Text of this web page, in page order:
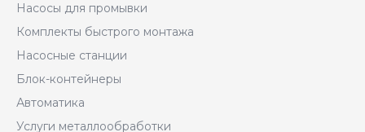
Насосы для промывки
Комплекты быстрого монтажа
Насосные станции
Блок-контейнеры
Автоматика
Услуги металлообработки